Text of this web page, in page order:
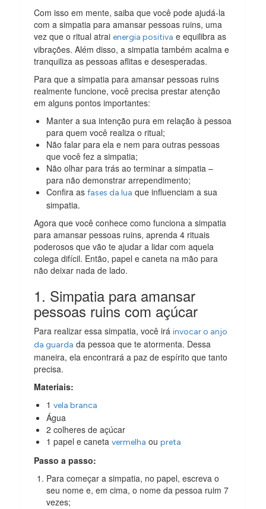
Com isso em mente, saiba que você pode ajudá-la
com a simpatia para amansar pessoas ruins, uma
vez que o ritual atraienergia positiva e equilibra as
vibrações. Além disso, a simpatia também acalma e
tranquiliza as pessoas aflitas e desesperadas.
Para que a simpatia para amansar pessoas ruins
realmente funcione, você precisa prestar atenção
em alguns pontos importantes:
Manter a sua intenção pura em relação à pessoa
para quem você realiza o ritual;
Não falar para ela e nem para outras pessoas
que você fez a simpatia;
Não olhar para trás ao terminar a simpatia –
para não demonstrar arrependimento;
Confira asfases da lua que influenciam a sua
simpatia.
Agora que você conhece como funciona a simpatia
para amansar pessoas ruins, aprenda 4 rituais
poderosos que vão te ajudar a lidar com aquela
colega difícil. Então, papel e caneta na mão para
não deixar nada de lado.
1. Simpatia para amansar
pessoas ruins com açúcar
Para realizar essa simpatia, você iráinvocar o anjo
da guarda da pessoa que te atormenta. Dessa
maneira, ela encontrará a paz de espírito que tanto
precisa.
Materiais:
1vela branca
Água
2 colheres de açúcar
1 papel e canetavermelha oupreta
Passo a passo:
Para começar a simpatia, no papel, escreva o
seu nome e, em cima, o nome da pessoa ruim 7
vezes;